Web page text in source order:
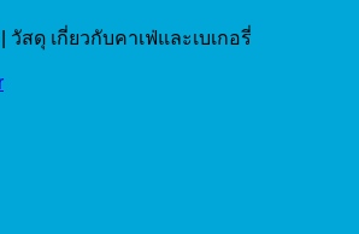
วัสดุ เกี่ยวกับคาเฟ่และเบเกอรี่